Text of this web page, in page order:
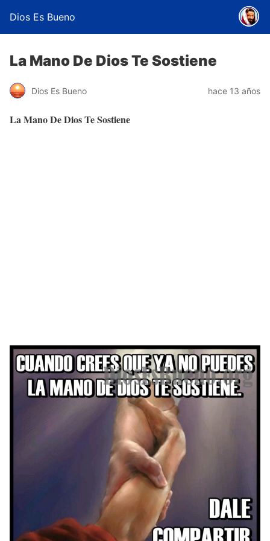
Dios Es Bueno
La Mano De Dios Te Sostiene
Dios Es Bueno hace 13 años
La Mano De Dios Te Sostiene